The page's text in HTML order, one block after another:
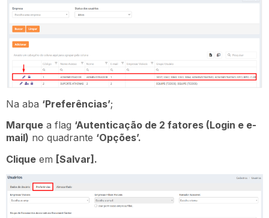
Na aba ‘Preferências’;
Marque a flag ‘Autenticação de 2 fatores (Login e e-
mail) no quadrante ‘Opções’.
Clique em [Salvar].